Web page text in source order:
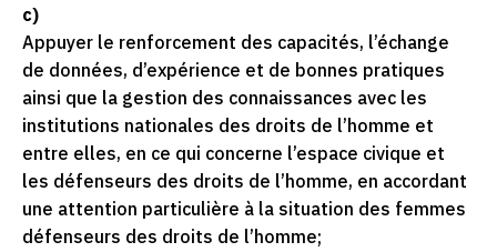
c)
Appuyer le renforcement des capacités, l’échange
de données, d’expérience et de bonnes pratiques
ainsi que la gestion des connaissances avec les
institutions nationales des droits de l’homme et
entre elles, en ce qui concerne l’espace civique et
les défenseurs des droits de l’homme, en accordant
une attention particulière à la situation des femmes
défenseurs des droits de l’homme;